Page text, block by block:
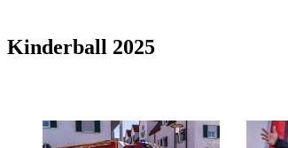
Kinderball 2025